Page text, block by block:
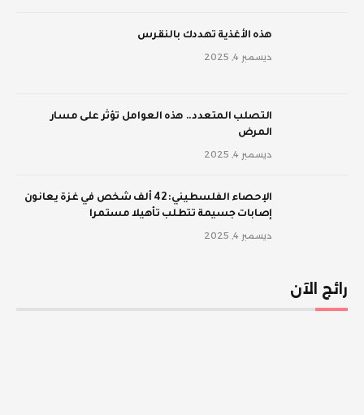
‫هذه الأغذية تهددك بالنقرس
ديسمبر 4, 2025
‫التصلب المتعدد.. هذه العوامل تؤثر على مسار
المرض
ديسمبر 4, 2025
الإحصاء الفلسطيني: 42 ألف شخص في غزة يعانون
إصابات جسيمة تتطلب تأهيلا مستمرا
ديسمبر 4, 2025
رائج الآن